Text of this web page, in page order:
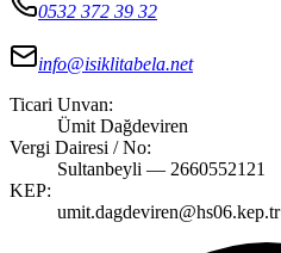
0532 372 39 32
info@isiklitabela.net
Ticari Unvan:
Ümit Dağdeviren
Vergi Dairesi / No:
Sultanbeyli — 2660552121
KEP:
umit.dagdeviren@hs06.kep.tr